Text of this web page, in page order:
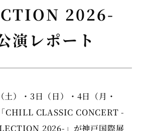
2026-
演レポート
）・3日（日）・4日（月・
CHILL CLASSIC CONCERT -
2026-」が神戸国際展